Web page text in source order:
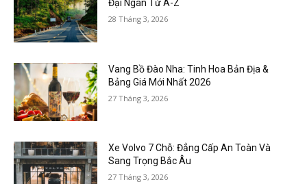
Đại Ngàn Từ A-Z
28 Tháng 3, 2026
Vang Bồ Đào Nha: Tinh Hoa Bản Địa &
Bảng Giá Mới Nhất 2026
27 Tháng 3, 2026
Xe Volvo 7 Chỗ: Đẳng Cấp An Toàn Và
Sang Trọng Bắc Âu
27 Tháng 3, 2026